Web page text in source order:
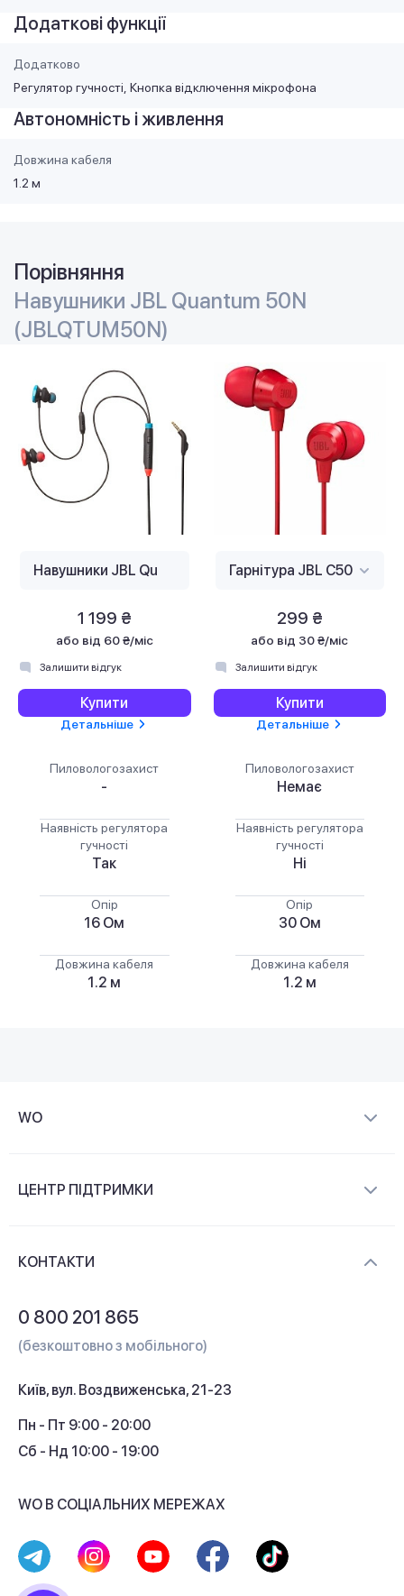
Додаткові функції
Додатково
Регулятор гучності Кнопка відключення мікрофона
Автономність і живлення
Довжина кабеля
1.2 м
Порівняння
Навушники JBL Quantum 50N
(JBLQTUM50N)
1 199 ₴
або від 60 ₴/міс
Залишити відгук
Купити
Детальніше
Пиловологозахист
-
Наявність регулятора
гучності
Так
Опір
16 Ом
Довжина кабеля
1.2 м
299 ₴
або від 30 ₴/міс
Залишити відгук
Купити
Детальніше
Пиловологозахист
Немає
Наявність регулятора
гучності
Ні
Опір
30 Ом
Довжина кабеля
1.2 м
WO
Контакти
ЦЕНТР ПІДТРИМКИ
Кешбек
КОНТАКТИ
0 800 201 865
(безкоштовно з мобільного)
Київ, вул. Воздвиженська, 21-23
Пн - Пт 9:00 - 20:00
Сб - Нд 10:00 - 19:00
WO В СОЦІАЛЬНИХ МЕРЕЖАХ